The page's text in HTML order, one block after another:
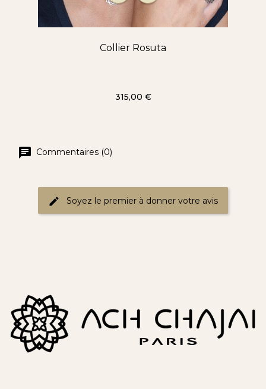
Collier Rosuta
Prix
315,00 €
Commentaires (0)
Soyez le premier à donner votre avis